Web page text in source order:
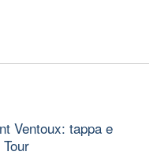
Ventoux: tappa e